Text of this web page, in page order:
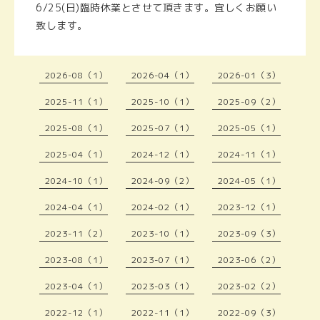
6/25(日)臨時休業とさせて頂きます。宜しくお願い
致します。
2026-08（1） 2026-04（1） 2026-01（3）
2025-11（1） 2025-10（1） 2025-09（2）
2025-08（1） 2025-07（1） 2025-05（1）
2025-04（1） 2024-12（1） 2024-11（1）
2024-10（1） 2024-09（2） 2024-05（1）
2024-04（1） 2024-02（1） 2023-12（1）
2023-11（2） 2023-10（1） 2023-09（3）
2023-08（1） 2023-07（1） 2023-06（2）
2023-04（1） 2023-03（1） 2023-02（2）
2022-12（1） 2022-11（1） 2022-09（3）